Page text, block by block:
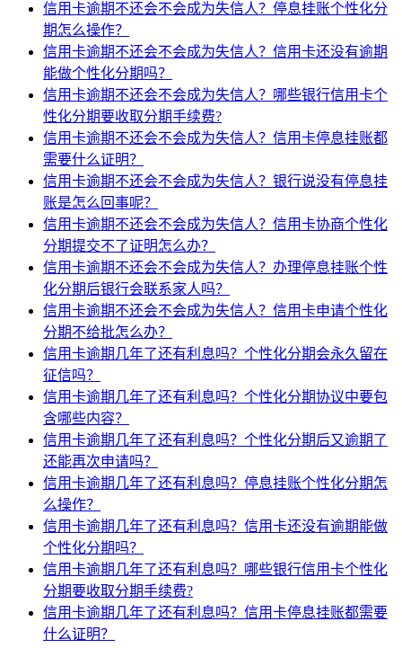
信用卡逾期不还会不会成为失信人？停息挂账个性化分
期怎么操作？
信用卡逾期不还会不会成为失信人？信用卡还没有逾期
能做个性化分期吗？
信用卡逾期不还会不会成为失信人？哪些银行信用卡个
性化分期要收取分期手续费?
信用卡逾期不还会不会成为失信人？信用卡停息挂账都
需要什么证明？
信用卡逾期不还会不会成为失信人？银行说没有停息挂
账是怎么回事呢？
信用卡逾期不还会不会成为失信人？信用卡协商个性化
分期提交不了证明怎么办？
信用卡逾期不还会不会成为失信人？办理停息挂账个性
化分期后银行会联系家人吗？
信用卡逾期不还会不会成为失信人？信用卡申请个性化
分期不给批怎么办？
信用卡逾期几年了还有利息吗？个性化分期会永久留在
征信吗？
信用卡逾期几年了还有利息吗？个性化分期协议中要包
含哪些内容？
信用卡逾期几年了还有利息吗？个性化分期后又逾期了
还能再次申请吗？
信用卡逾期几年了还有利息吗？停息挂账个性化分期怎
么操作？
信用卡逾期几年了还有利息吗？信用卡还没有逾期能做
个性化分期吗？
信用卡逾期几年了还有利息吗？哪些银行信用卡个性化
分期要收取分期手续费?
信用卡逾期几年了还有利息吗？信用卡停息挂账都需要
什么证明？